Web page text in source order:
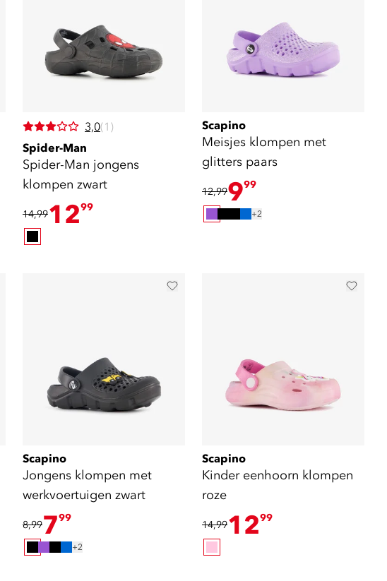
3,0(1)
Spider-Man
Spider-Man jongens
klompen zwart
14,991299
Scapino
Meisjes klompen met
glitters paars
12,99999
+2
Scapino
Jongens klompen met
werkvoertuigen zwart
8,99799
+2
Scapino
Kinder eenhoorn klompen
roze
14,991299